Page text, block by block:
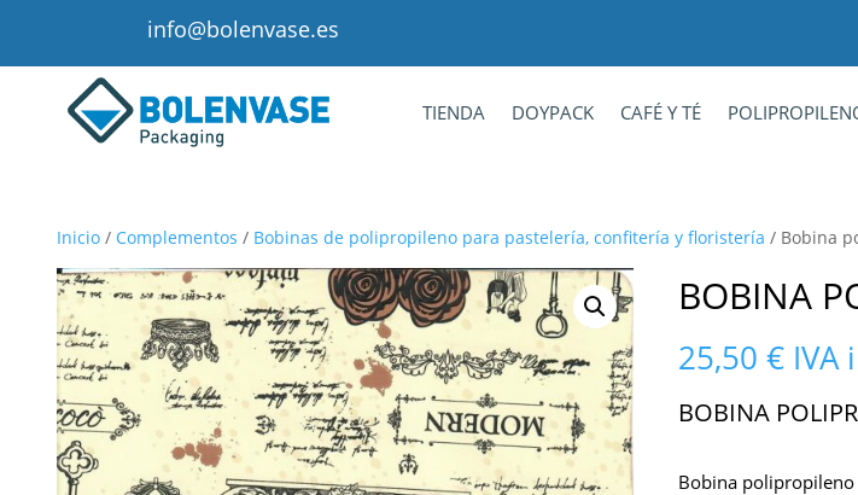
info@bolenvase.es
TIENDA DOYPACK CAFÉ Y TÉ
Inicio / Complementos / Bobinas de polipropileno para pastelería, confitería y floristería / Bobina
BOBINA
25,50 € IVA
BOBINA
Bobina